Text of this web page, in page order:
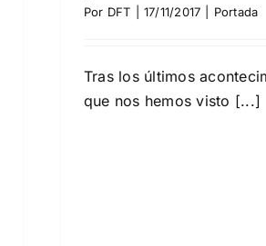
Por DFT 17/11/2017 Portada
Tras los últimos
que nos hemos visto [...]